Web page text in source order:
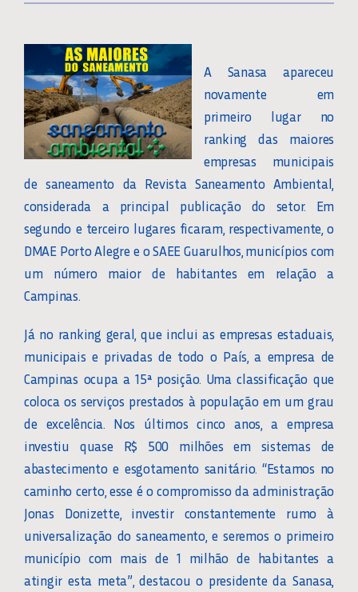
A Sanasa apareceu
novamente em
primeiro lugar no
ranking das maiores
empresas municipais
de saneamento da Revista Saneamento Ambiental,
considerada a principal publicação do setor. Em
segundo e terceiro lugares ficaram, respectivamente, o
DMAE Porto Alegre e o SAEE Guarulhos, municípios com
um número maior de habitantes em relação a
Campinas.
Já no ranking geral, que inclui as empresas estaduais,
municipais e privadas de todo o País, a empresa de
Campinas ocupa a 15ª posição. Uma classificação que
coloca os serviços prestados à população em um grau
de excelência. Nos últimos cinco anos, a empresa
investiu quase R$ 500 milhões em sistemas de
abastecimento e esgotamento sanitário. “Estamos no
caminho certo, esse é o compromisso da administração
Jonas Donizette, investir constantemente rumo à
universalização do saneamento, e seremos o primeiro
município com mais de 1 milhão de habitantes a
atingir esta meta”, destacou o presidente da Sanasa,